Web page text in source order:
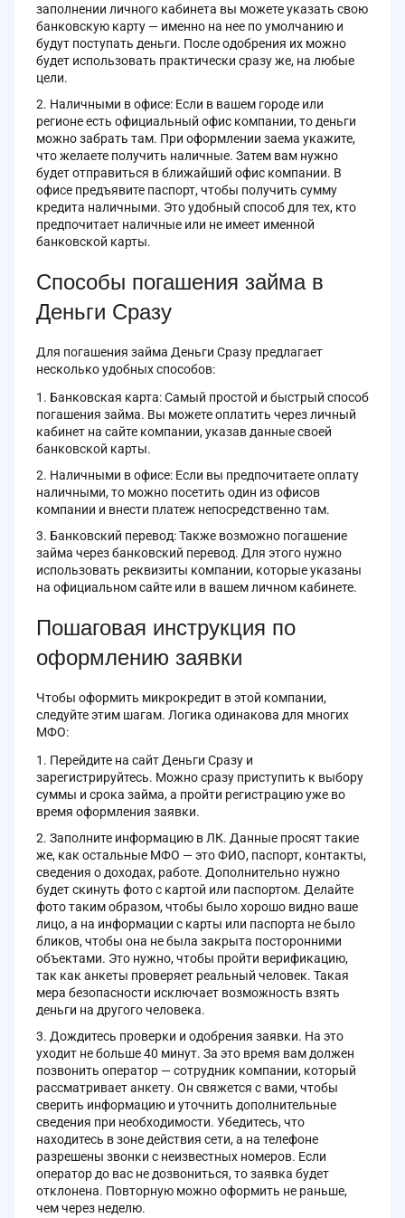
заполнении личного кабинета вы можете указать свою
банковскую карту — именно на нее по умолчанию и
будут поступать деньги. После одобрения их можно
будет использовать практически сразу же, на любые
цели.
Наличными в офисе: Если в вашем городе или
регионе есть официальный офис компании, то деньги
можно забрать там. При оформлении заема укажите,
что желаете получить наличные. Затем вам нужно
будет отправиться в ближайший офис компании. В
офисе предъявите паспорт, чтобы получить сумму
кредита наличными. Это удобный способ для тех, кто
предпочитает наличные или не имеет именной
банковской карты.
Способы погашения займа в
Деньги Сразу
Для погашения займа Деньги Сразу предлагает
несколько удобных способов:
Банковская карта: Самый простой и быстрый способ
погашения займа. Вы можете оплатить через личный
кабинет на сайте компании, указав данные своей
банковской карты.
Наличными в офисе: Если вы предпочитаете оплату
наличными, то можно посетить один из офисов
компании и внести платеж непосредственно там.
Банковский перевод: Также возможно погашение
займа через банковский перевод. Для этого нужно
использовать реквизиты компании, которые указаны
на официальном сайте или в вашем личном кабинете.
Пошаговая инструкция по
оформлению заявки
Чтобы оформить микрокредит в этой компании,
следуйте этим шагам. Логика одинакова для многих
МФО:
Перейдите на сайт Деньги Сразу и
зарегистрируйтесь. Можно сразу приступить к выбору
суммы и срока займа, а пройти регистрацию уже во
время оформления заявки.
Заполните информацию в ЛК. Данные просят такие
же, как остальные МФО — это ФИО, паспорт, контакты,
сведения о доходах, работе. Дополнительно нужно
будет скинуть фото с картой или паспортом. Делайте
фото таким образом, чтобы было хорошо видно ваше
лицо, а на информации с карты или паспорта не было
бликов, чтобы она не была закрыта посторонними
объектами. Это нужно, чтобы пройти верификацию,
так как анкеты проверяет реальный человек. Такая
мера безопасности исключает возможность взять
деньги на другого человека.
Дождитесь проверки и одобрения заявки. На это
уходит не больше 40 минут. За это время вам должен
позвонить оператор — сотрудник компании, который
рассматривает анкету. Он свяжется с вами, чтобы
сверить информацию и уточнить дополнительные
сведения при необходимости. Убедитесь, что
находитесь в зоне действия сети, а на телефоне
разрешены звонки с неизвестных номеров. Если
оператор до вас не дозвониться, то заявка будет
отклонена. Повторную можно оформить не раньше,
чем через неделю.